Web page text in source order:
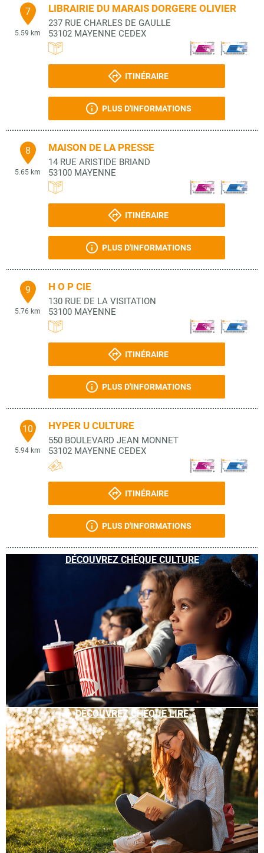
7
5.59 km
LIBRAIRIE DU MARAIS DORGERE OLIVIER
237 RUE CHARLES DE GAULLE
53102 MAYENNE CEDEX
ITINÉRAIRE
PLUS D'INFORMATIONS
8
5.65 km
MAISON DE LA PRESSE
14 RUE ARISTIDE BRIAND
53100 MAYENNE
ITINÉRAIRE
PLUS D'INFORMATIONS
9
5.76 km
H O P CIE
130 RUE DE LA VISITATION
53100 MAYENNE
ITINÉRAIRE
PLUS D'INFORMATIONS
10
5.94 km
HYPER U CULTURE
550 BOULEVARD JEAN MONNET
53102 MAYENNE CEDEX
ITINÉRAIRE
PLUS D'INFORMATIONS
DÉCOUVREZ CHÈQUE CULTURE
DÉCOUVREZ CHÈQUE LIRE